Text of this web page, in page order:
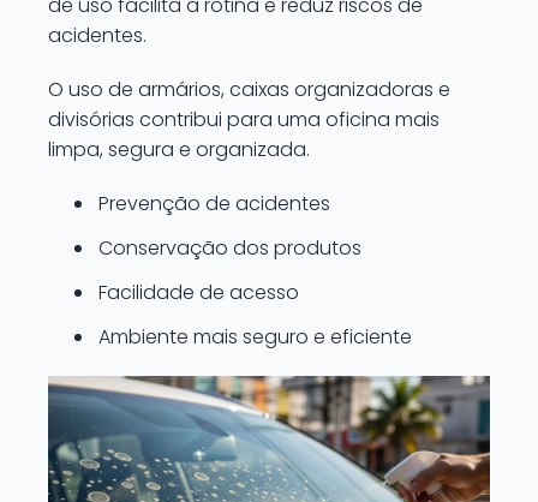
acidentes.
O uso de armários, caixas organizadoras e
divisórias contribui para uma oficina mais
limpa, segura e organizada.
Prevenção de acidentes
Conservação dos produtos
Facilidade de acesso
Ambiente mais seguro e eficiente